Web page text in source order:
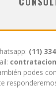
(11)
podes